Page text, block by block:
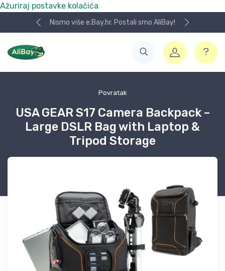
Ažuriraj postavke kolačića
Nismo više e.Bay.hr. Postali smo AliBay!
Povratak
USA GEAR S17 Camera Backpack –
Large DSLR Bag with Laptop &
Tripod Storage